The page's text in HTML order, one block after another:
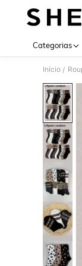
Categorias
Início /